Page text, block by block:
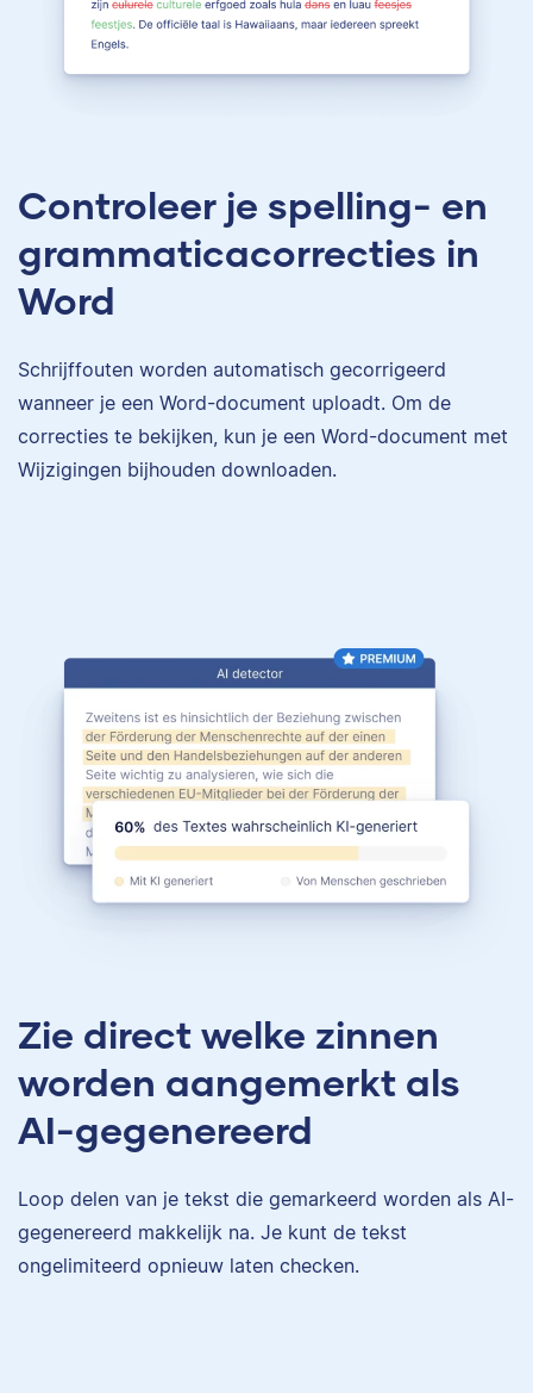
Controleer je spelling- en
grammaticacorrecties in
Word
Schrijffouten worden automatisch gecorrigeerd
wanneer je een Word-document uploadt. Om de
correcties te bekijken, kun je een Word-document met
Wijzigingen bijhouden downloaden.
Zie direct welke zinnen
worden aangemerkt als
AI-gegenereerd
Loop delen van je tekst die gemarkeerd worden als AI-
gegenereerd makkelijk na. Je kunt de tekst
ongelimiteerd opnieuw laten checken.